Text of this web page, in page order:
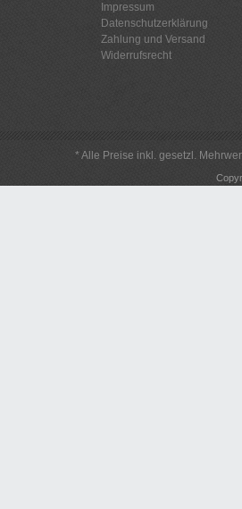
Impressum
Datenschutzerklärung
Zahlung und Versand
Widerrufsrecht
* Alle Preise inkl. gesetzl.